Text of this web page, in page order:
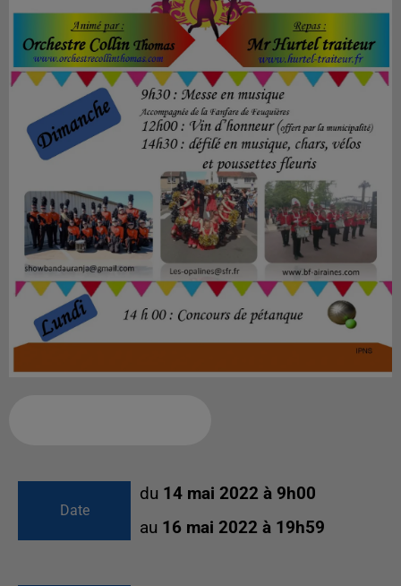
Date
du 14 mai 2022 à 9h00
au 16 mai 2022 à 19h59